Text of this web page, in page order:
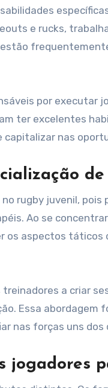
e rucks,
por executar
ter excelentes
nas
de
rugby juvenil,
Ao se
os aspectos táticos
a criar
Essa
nas forças uns
jogadores